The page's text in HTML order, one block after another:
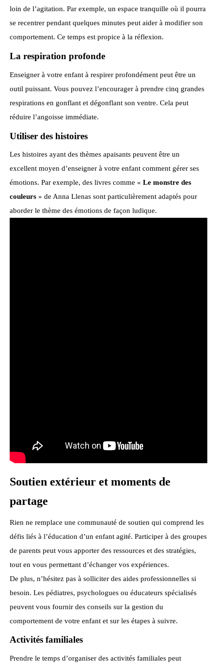
loin de l’agitation. Par exemple, un espace tranquille où il pourra
se recentrer pendant quelques minutes peut aider à modifier son
comportement. Ce temps est propice à la réflexion.
La respiration profonde
Enseigner à votre enfant à respirer profondément peut être un
outil puissant. Vous pouvez l’encourager à prendre cinq grandes
respirations en gonflant et dégonflant son ventre. Cela peut
réduire l’angoisse immédiate.
Utiliser des histoires
Les histoires ayant des thèmes apaisants peuvent être un
excellent moyen d’enseigner à votre enfant comment gérer ses
émotions. Par exemple, des livres comme « Le monstre des
couleurs » de Anna Llenas sont particulièrement adaptés pour
aborder le thème des émotions de façon ludique.
Soutien extérieur et moments de
partage
Rien ne remplace une communauté de soutien qui comprend les
défis liés à l’éducation d’un enfant agité. Participer à des groupes
de parents peut vous apporter des ressources et des stratégies,
tout en vous permettant d’échanger vos expériences.
De plus, n’hésitez pas à solliciter des aides professionnelles si
besoin. Les pédiatres, psychologues ou éducateurs spécialisés
peuvent vous fournir des conseils sur la gestion du
comportement de votre enfant et sur les étapes à suivre.
Activités familiales
Prendre le temps d’organiser des activités familiales peut